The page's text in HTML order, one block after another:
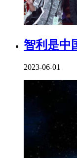
智利是中
2023-06-01